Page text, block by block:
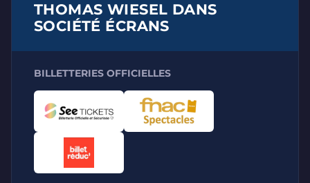
THOMAS WIESEL DANS
SOCIÉTÉ ÉCRANS
BILLETTERIES OFFICIELLES